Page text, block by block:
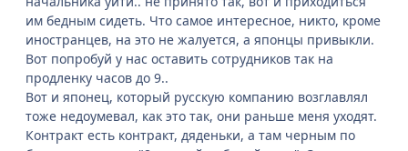
им бедным сидеть. Что самое интересное, никто, кроме
иностранцев, на это не жалуется, а японцы привыкли.
Вот попробуй у нас оставить сотрудников так на
продленку часов до 9..
Вот и японец, который русскую компанию возглавлял
тоже недоумевал, как это так, они раньше меня уходят.
Контракт есть контракт, дяденьки, а там черным по